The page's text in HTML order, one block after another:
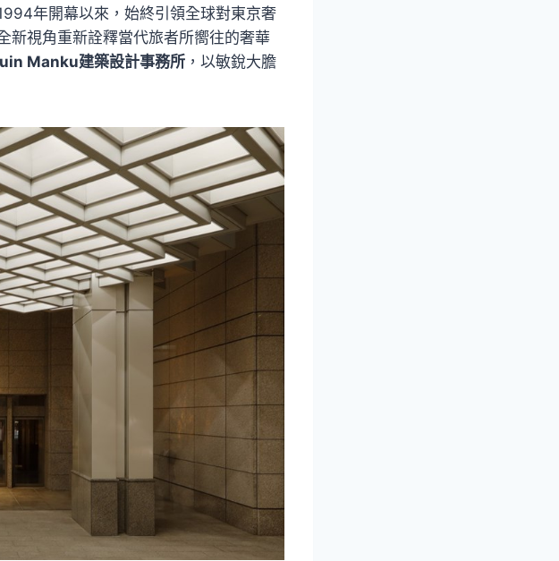
年開幕以來，始終引領全球對東京奢
新視角重新詮釋當代旅者所嚮往的奢華
Manku建築設計事務所 ，以敏銳大膽